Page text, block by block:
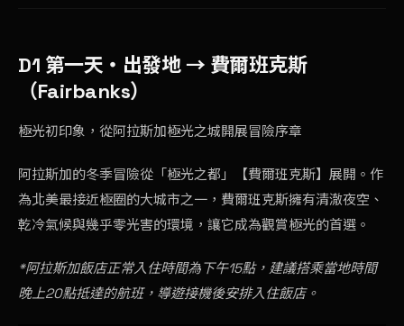
D1 第一天・ 出發地 → 費爾班克斯
（Fairbanks）
極光初印象，從阿拉斯加極光之城開展冒險序章
阿拉斯加的冬季冒險從「極光之都」【費爾班克斯】展開。作
為北美最接近極圈的大城市之一，費爾班克斯擁有清澈夜空、
乾冷氣候與幾乎零光害的環境，讓它成為觀賞極光的首選。
*阿拉斯加飯店正常入住時間為下午15點，建議搭乘當地時間
晚上20點抵達的航班，導遊接機後安排入住飯店。